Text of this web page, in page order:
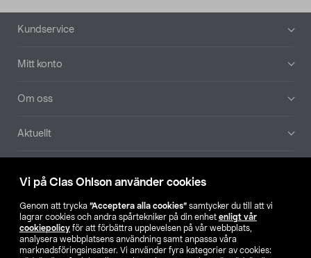
Vi på Clas Ohlson använder cookies
Genom att trycka ”Acceptera alla cookies” samtycker du till att vi
lagrar cookies och andra spårtekniker på din enhet enligt vår
cookiepolicy för att förbättra upplevelsen på vår webbplats,
analysera webbplatsens användning samt anpassa våra
marknadsföringsinsatser. Vi använder fyra kategorier av cookies:
Sidfot
Kundservice
Mitt konto
Om oss
Aktuellt
Hitta butik
SE NO FI